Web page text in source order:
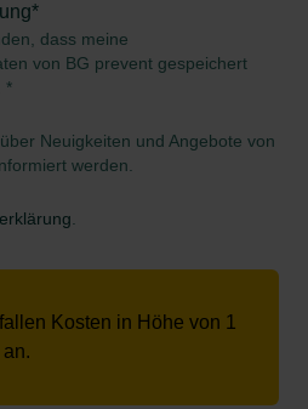
dass meine
von BG prevent gespeichert
*
Neuigkeiten und Angebote von
werden.
Kosten in Höhe von 1